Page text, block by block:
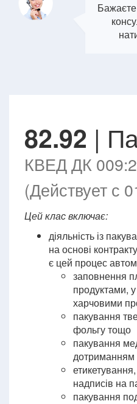
82.92 |
КВЕД ДК
(Действует с
Цей клас включає:
діяльність із
на основі
є цей процес
заповнення
продуктами,
харчовими
пакування
фольгу тощо
пакування
дотриманням
надписів на
пакування